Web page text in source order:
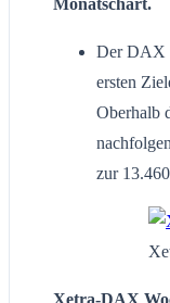
Monatschart.
Der DAX
ersten
Oberhalb
zur